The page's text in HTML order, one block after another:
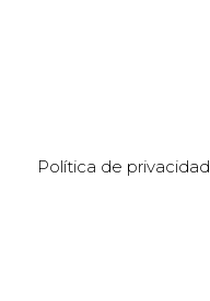
Política de privacidad